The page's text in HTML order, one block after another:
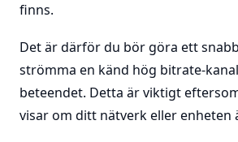
finns.
Det är därför du bör göra ett
strömma en känd hög bitrate-
beteendet. Detta är viktigt
visar om ditt nätverk eller enheten